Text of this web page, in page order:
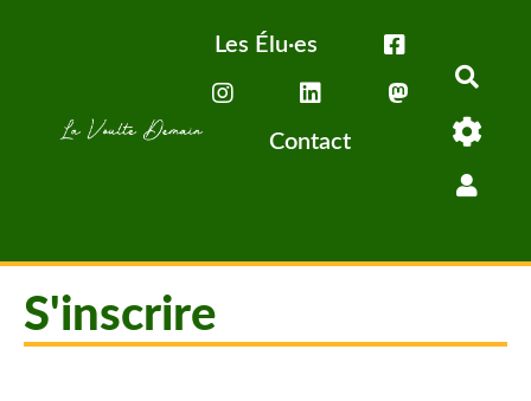
Aller au contenu principal
Les Élu·es
Contact
S'inscrire